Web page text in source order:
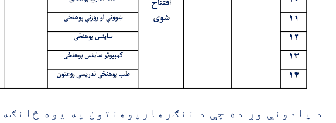
د یادونې وړ ده چې د ننګرهارپوهنتون په یوه